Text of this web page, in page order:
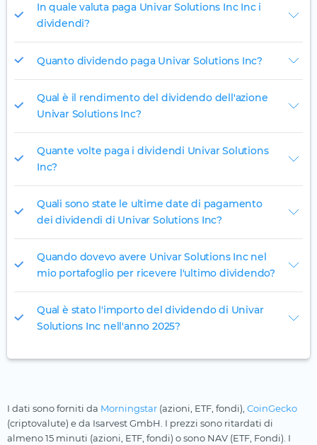
In quale valuta paga Univar Solutions Inc Inc i
dividendi?
Quanto dividendo paga Univar Solutions Inc?
Qual è il rendimento del dividendo dell'azione
Univar Solutions Inc?
Quante volte paga i dividendi Univar Solutions
Inc?
Quali sono state le ultime date di pagamento
dei dividendi di Univar Solutions Inc?
Quando dovevo avere Univar Solutions Inc nel
mio portafoglio per ricevere l'ultimo dividendo?
Qual è stato l'importo del dividendo di Univar
Solutions Inc nell'anno 2025?
I dati sono forniti da Morningstar (azioni, ETF, fondi), CoinGecko
(criptovalute) e da Isarvest GmbH. I prezzi sono ritardati di
almeno 15 minuti (azioni, ETF, fondi) o sono NAV (ETF, Fondi). I